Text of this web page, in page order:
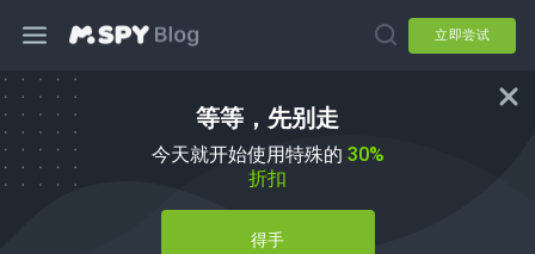
立即尝试
等等，先别走
今天就开始使用特殊的 30%
折扣
得手